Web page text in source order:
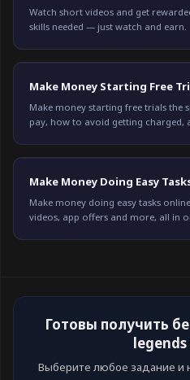
Watch short videos and get
skills needed — just watch and earn.
Make Money Starting Free
Make money starting free trials the
pay, how to avoid getting charged,
Make Money Doing Easy
Make money doing easy tasks
videos, app offers and more, all in
Готовы получить
legends
Выберите любое задание и